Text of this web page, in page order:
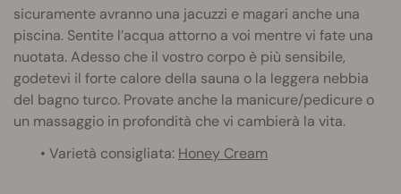
sicuramente avranno una jacuzzi e magari anche una
piscina. Sentite l’acqua attorno a voi mentre vi fate una
nuotata. Adesso che il vostro corpo è più sensibile,
godetevi il forte calore della sauna o la leggera nebbia
del bagno turco. Provate anche la manicure/pedicure o
un massaggio in profondità che vi cambierà la vita.
• Varietà consigliata: Honey Cream